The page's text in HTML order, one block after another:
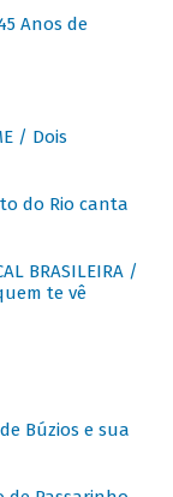
Anos de
/ Dois
do Rio canta
BRASILEIRA /
te vê
Búzios e sua